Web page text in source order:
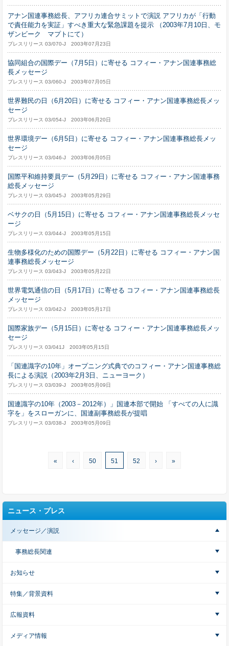
アナン国連事務総長、アフリカ連合サミットで演説 アフリカが「行動
で責任能力を実証」すべき重大な緊急課題を提示 （2003年7月10日、モ
ザンビーク マプトにて）
プレスリリース 03/070-J 2003年07月23日
協同組合の国際デー（7月5日）に寄せる コフィー・アナン国連事務総
長メッセージ
プレスリリース 03/060-J 2003年07月05日
世界難民の日（6月20日）に寄せる コフィー・アナン国連事務総長メッ
セージ
プレスリリース 03/054-J 2003年06月20日
世界環境デー（6月5日）に寄せる コフィー・アナン国連事務総長メッ
セージ
プレスリリース 03/046-J 2003年06月05日
国際平和維持要員デー（5月29日）に寄せる コフィー・アナン国連事務
総長メッセージ
プレスリリース 03/045-J 2003年05月29日
ベサクの日（5月15日）に寄せる コフィー・アナン国連事務総長メッセ
ージ
プレスリリース 03/044-J 2003年05月15日
生物多様化のための国際デー（5月22日）に寄せる コフィー・アナン国
連事務総長メッセージ
プレスリリース 03/043-J 2003年05月22日
世界電気通信の日（5月17日）に寄せる コフィー・アナン国連事務総長
メッセージ
プレスリリース 03/042-J 2003年05月17日
国際家族デー（5月15日）に寄せる コフィー・アナン国連事務総長メッ
セージ
プレスリリース 03/041J 2003年05月15日
「国連識字の10年」オープニング式典でのコフィー・アナン国連事務総
長による演説（2003年2月3日、ニューヨーク）
プレスリリース 03/039-J 2003年05月09日
国連識字の10年（2003－2012年）」国連本部で開始 「すべての人に識
字を」をスローガンに、国連副事務総長が提唱
プレスリリース 03/038-J 2003年05月09日
« ‹ 50 51 52 › »
ニュース・プレス
メッセージ／演説
事務総長関連
お知らせ
特集／背景資料
広報資料
メディア情報